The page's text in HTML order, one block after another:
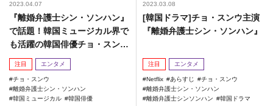
2023.04.07
『離婚弁護士シン・ソンハン』
で話題！韓国ミュージカル界で
も活躍の韓国俳優チョ・スンウ
をご紹介♪
注目 エンタメ
チョ・スンウ
離婚弁護士シン・ソンハン
韓国ミュージカル
韓国俳優
2023.03.08
[韓国ドラマ]チョ・スンウ主演
『離婚弁護士シン・ソンハン』
注目 エンタメ
Netflix あらすじ
チョ・スンウ
離婚弁護士シン・ソンハン
離婚弁護士シンソンハン
韓国ドラマ